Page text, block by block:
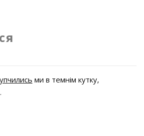
ми в темнім кутку,